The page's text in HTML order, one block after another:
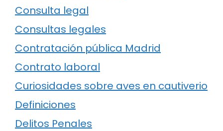
Consulta legal
Consultas legales
Contratación pública Madrid
Contrato laboral
Curiosidades sobre aves en cautiverio
Definiciones
Delitos Penales